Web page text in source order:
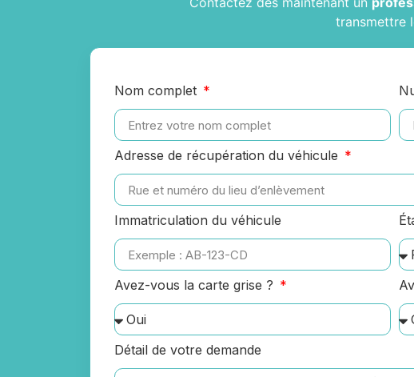
transmettre
Nom complet
Adresse de récupération du véhicule
Immatriculation du véhicule
Avez-vous la carte grise ?
Détail de votre demande